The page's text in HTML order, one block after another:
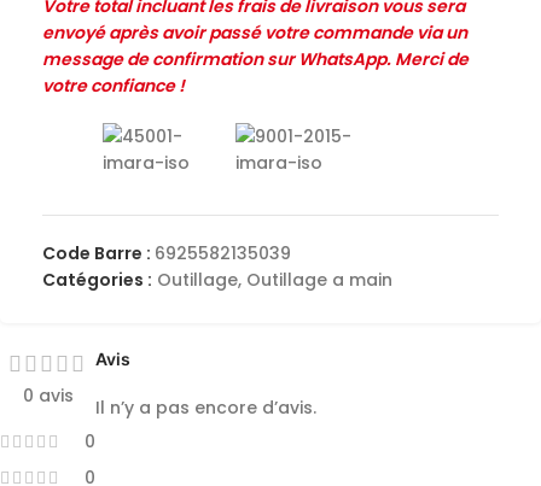
Votre total incluant les frais de livraison vous sera
envoyé après avoir passé votre commande via un
message de confirmation sur WhatsApp. Merci de
votre confiance !
Code Barre : 6925582135039
Catégories : Outillage, Outillage a main
0 avis
0
0
Avis
Il n’y a pas encore d’avis.